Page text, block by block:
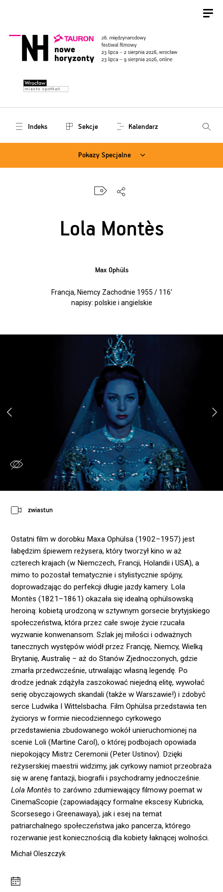
Indeks Sekcje Kalendarz
Pokazy Specjalne
Lola Montès
Max Ophüls
Francja, Niemcy Zachodnie 1955 / 116’
napisy: polskie i angielskie
zwiastun
Ostatni film w dorobku Maxa Ophülsa (1902–1957) jest
łabędzim śpiewem reżysera, który tworzył kino w aż
czterech krajach (w Niemczech, Francji, Holandii i USA), a
mimo to pozostał tematycznie i stylistycznie spójny,
doprowadzając do perfekcji długie jazdy kamery. Lola
Montès (1821–1861) okazała się idealną ophülsowską
heroiną: kobietą urodzoną w sztywnym gorsecie brytyjskiego
społeczeństwa, która przez całe swoje życie rzucała
wyzwanie konwenansom. Szlak jej miłości i odważnych
tanecznych występów wiódł przez Francję, Niemcy, Wielką
Brytanię, Australię – aż do Stanów Zjednoczonych, gdzie
zmarła przedwcześnie, utrwalając własną legendę. Po
drodze jednak zdążyła zaszokować niejedną elitę, wywołać
serię obyczajowych skandali (także w Warszawie!) i zdobyć
serce Ludwika I Wittelsbacha. Film Ophülsa przedstawia ten
życiorys w formie niecodziennego cyrkowego
przedstawienia zbudowanego wokół unieruchomionej na
scenie Loli (Martine Carol), o której podbojach opowiada
niepokojący Mistrz Ceremonii (Peter Ustinov). Dzięki
reżyserskiej maestrii widzimy, jak cyrkowy namiot przeobraża
się w arenę fantazji, biografii i psychodramy jednocześnie.
Lola Montès to zarówno zdumiewający filmowy poemat w
CinemaScopie (zapowiadający formalne ekscesy Kubricka,
Scorsesego i Greenawaya), jak i esej na temat
patriarchalnego społeczeństwa jako pancerza, którego
rozerwanie jest koniecznością dla kobiety łaknącej wolności.
Michał Oleszczyk